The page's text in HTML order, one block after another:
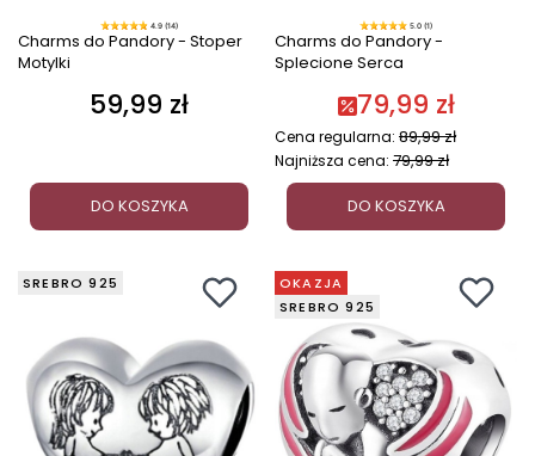
4.9 (14)
Charms do Pandory - Stoper
Motylki
Cena
59,99 zł
DO KOSZYKA
5.0 (1)
Charms do Pandory -
Splecione Serca
79,99 zł
Cena regularna: 89,99 zł
Najniższa cena: 79,99 zł
DO KOSZYKA
SREBRO 925
OKAZJA
SREBRO 925